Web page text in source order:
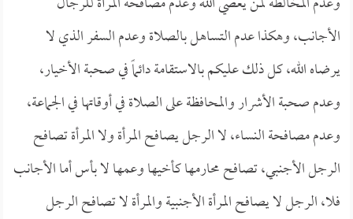
الأجانب، وهكذا عدم التساهل بالصلاة وعدم السفر الذي لا
يرضاه الله، كل ذلك عليكم بالاستقامة دائماً في صحبة الأخيار،
وعدم صحبة الأشرار والمحافظة على الصلاة في أوقاتها في الجماعة،
وعدم مصافحة النساء، لا الرجل يصافح المرأة ولا المرأة تصافح
الرجل الأجنبي، تصافح محارمها كأخيها وعمها لا بأس أما الأجانب
فلا، الرجل لا يصافح المرأة الأجنبية والمرأة لا تصافح الرجل